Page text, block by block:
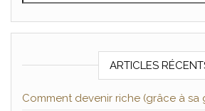
ARTICLES
Comment devenir riche (grâce à sa